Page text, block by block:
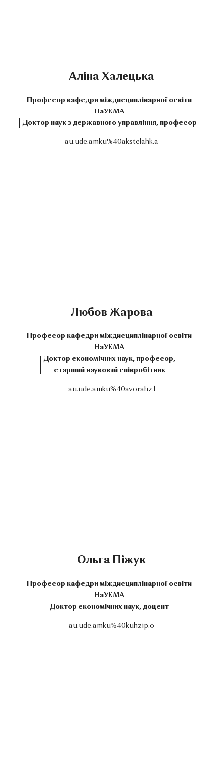
Аліна Халецька
Професор кафедри міждисциплінарної освіти
НаУКМА
Доктор наук з державного управління, професор
au.ude.amku%40akstelahk.a
Любов Жарова
Професор кафедри міждисциплінарної освіти
НаУКМА
Доктор економічних наук, професор,
старший науковий співробітник
au.ude.amku%40avorahz.l
Ольга Піжук
Професор кафедри міждисциплінарної освіти
НаУКМА
Доктор економічних наук, доцент
au.ude.amku%40kuhzip.o